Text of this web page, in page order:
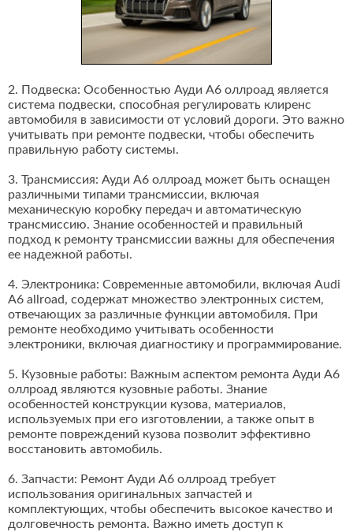
2. Подвеска: Особенностью Ауди А6 оллроад является
система подвески, способная регулировать клиренс
автомобиля в зависимости от условий дороги. Это важно
учитывать при ремонте подвески, чтобы обеспечить
правильную работу системы.
3. Трансмиссия: Ауди А6 оллроад может быть оснащен
различными типами трансмиссии, включая
механическую коробку передач и автоматическую
трансмиссию. Знание особенностей и правильный
подход к ремонту трансмиссии важны для обеспечения
ее надежной работы.
4. Электроника: Современные автомобили, включая Audi
A6 allroad, содержат множество электронных систем,
отвечающих за различные функции автомобиля. При
ремонте необходимо учитывать особенности
электроники, включая диагностику и программирование.
5. Кузовные работы: Важным аспектом ремонта Ауди А6
оллроад являются кузовные работы. Знание
особенностей конструкции кузова, материалов,
используемых при его изготовлении, а также опыт в
ремонте повреждений кузова позволит эффективно
восстановить автомобиль.
6. Запчасти: Ремонт Ауди А6 оллроад требует
использования оригинальных запчастей и
комплектующих, чтобы обеспечить высокое качество и
долговечность ремонта. Важно иметь доступ к